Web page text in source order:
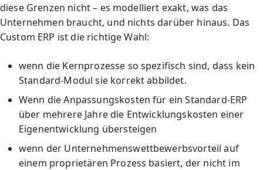
diese Grenzen nicht – es modelliert exakt, was das
Unternehmen braucht, und nichts darüber hinaus. Das
Custom ERP ist die richtige Wahl:
wenn die Kernprozesse so spezifisch sind, dass kein
Standard-Modul sie korrekt abbildet.
Wenn die Anpassungskosten für ein Standard-ERP
über mehrere Jahre die Entwicklungskosten einer
Eigenentwicklung übersteigen
wenn der Unternehmenswettbewerbsvorteil auf
einem proprietären Prozess basiert, der nicht im